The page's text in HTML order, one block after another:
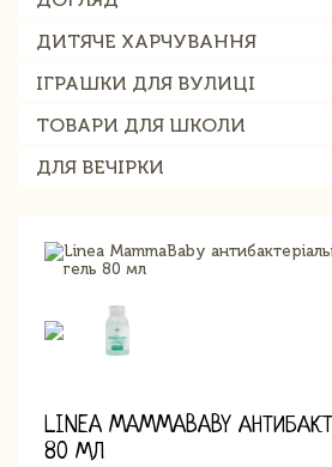
ДИТЯЧЕ ХАРЧУВАННЯ
ІГРАШКИ ДЛЯ ВУЛИЦІ
ТОВАРИ ДЛЯ ШКОЛИ
ДЛЯ ВЕЧІРКИ
LINEA MAMMABABY
80 МЛ